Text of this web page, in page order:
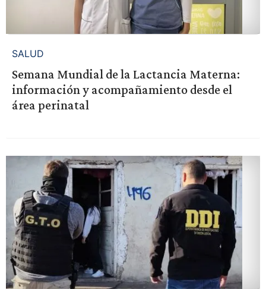
SALUD
Semana Mundial de la Lactancia Materna:
información y acompañamiento desde el
área perinatal